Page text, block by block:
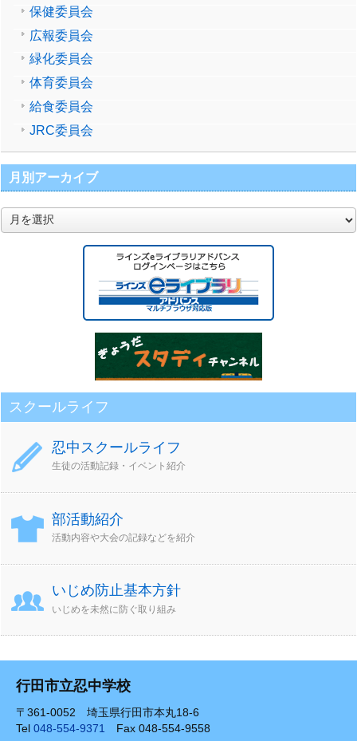
保健委員会
広報委員会
緑化委員会
体育委員会
給食委員会
JRC委員会
月別アーカイブ
月
別
スクールライフ
忍中スクールライフ
生徒の活動記録・イベント紹介
部活動紹介
活動内容や大会の記録などを紹介
いじめ防止基本方針
いじめを未然に防ぐ取り組み
行田市立忍中学校
〒361-0052 埼玉県行田市本丸18-6
Tel 048-554-9371 Fax 048-554-9558